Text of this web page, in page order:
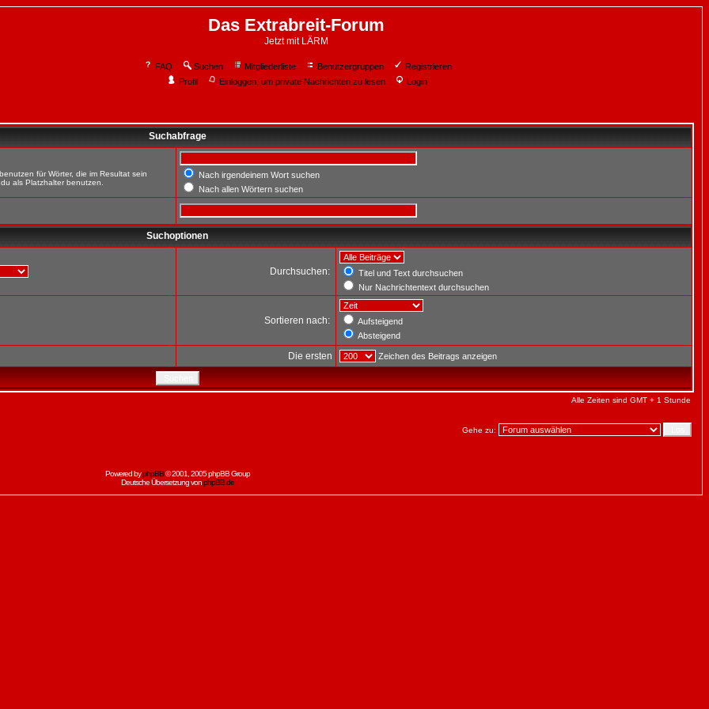
Das Extrabreit-Forum
Jetzt mit LÄRM
FAQ Suchen Mitgliederliste Benutzergruppen
Registrieren
Profil
Einloggen, um private Nachrichten zu lesen Login
Suchabfrage
für Wörter, die im Resultat sein
als Platzhalter benutzen.
Nach irgendeinem Wort suchen
Nach allen Wörtern suchen
Suchoptionen
Durchsuchen:
Titel und Text durchsuchen
Nur Nachrichtentext durchsuchen
Sortieren nach:
Aufsteigend
Absteigend
Die ersten Zeichen des Beitrags anzeigen
Alle Zeiten sind GMT + 1 Stunde
Gehe zu:
Powered byphpBB© 2001, 2005 phpBB Group
Deutsche Übersetzung vonphpBB.de